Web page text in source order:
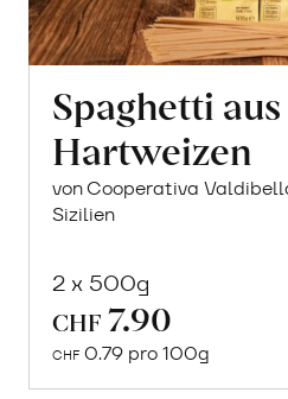
Spaghetti
Hartweizen
von Cooperativa
Sizilien
2 x 500g
CHF 7.90
CHF 0.79 pro 100g